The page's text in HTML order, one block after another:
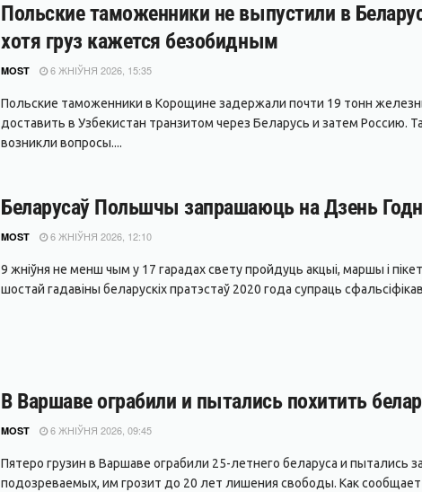
Польские таможенники не выпустили в
хотя груз кажется безобидным
MOST 6 ЖНІЎНЯ 2026, 15:35
Польские таможенники в Корощине задержали почти 19 тонн
доставить в Узбекистан транзитом через Беларусь и затем Россию.
возникли вопросы....
Беларусаў Польшчы запрашаюць на Дзень
MOST 6 ЖНІЎНЯ 2026, 12:10
9 жніўня не менш чым у 17 гарадах свету пройдуць акцыі, маршы і
шостай гадавіны беларускіх пратэстаў 2020 года супраць
В Варшаве ограбили и пытались похитить
MOST 6 ЖНІЎНЯ 2026, 09:45
Пятеро грузин в Варшаве ограбили 25-летнего беларуса и
подозреваемых, им грозит до 20 лет лишения свободы. Как сообщает